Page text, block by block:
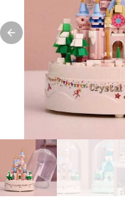
Previous slide